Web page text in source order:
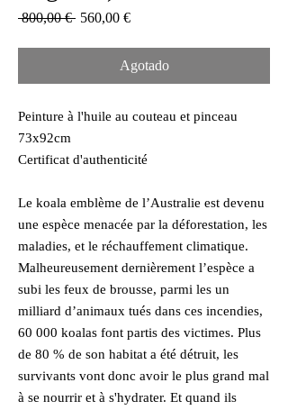
800,00 € Precio
560,00 €Precio
oferta
Agotado
Peinture à l'huile au couteau et pinceau
73x92cm
Certificat d'authenticité
Le koala emblème de l’Australie est devenu
une espèce menacée par la déforestation, les
maladies, et le réchauffement climatique.
Malheureusement dernièrement l’espèce a
subi les feux de brousse, parmi les un
milliard d’animaux tués dans ces incendies,
60 000 koalas font partis des victimes. Plus
de 80 % de son habitat a été détruit, les
survivants vont donc avoir le plus grand mal
à se nourrir et à s'hydrater. Et quand ils